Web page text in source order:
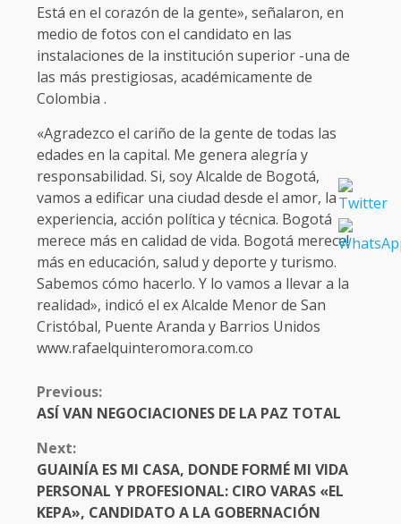
Está en el corazón de la gente», señalaron, en
medio de fotos con el candidato en las
instalaciones de la institución superior -una de
las más prestigiosas, académicamente de
Colombia .
«Agradezco el cariño de la gente de todas las
edades en la capital. Me genera alegría y
responsabilidad. Si, soy Alcalde de Bogotá,
vamos a edificar una ciudad desde el amor, la
experiencia, acción política y técnica. Bogotá
merece más en calidad de vida. Bogotá merece!
más en educación, salud y deporte y turismo.
Sabemos cómo hacerlo. Y lo vamos a llevar a la
realidad», indicó el ex Alcalde Menor de San
Cristóbal, Puente Aranda y Barrios Unidos
www.rafaelquinteromora.com.co
CONTINUE
READING
Previous:
ASÍ VAN NEGOCIACIONES DE LA PAZ TOTAL
Next:
GUAINÍA ES MI CASA, DONDE FORMÉ MI VIDA
PERSONAL Y PROFESIONAL: CIRO VARAS «EL
KEPA», CANDIDATO A LA GOBERNACIÓN